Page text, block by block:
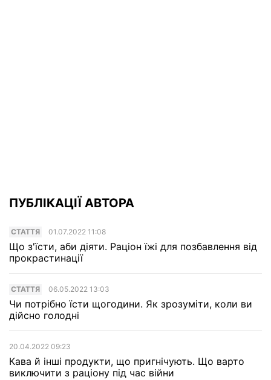
ПУБЛІКАЦІЇ АВТОРА
СТАТТЯ 01.07.2022 11:08
Що з'їсти, аби діяти. Раціон їжі для позбавлення від
прокрастинації
СТАТТЯ 06.05.2022 13:03
Чи потрібно їсти щогодини. Як зрозуміти, коли ви
дійсно голодні
20.04.2022 09:23
Кава й інші продукти, що пригнічують. Що варто
виключити з раціону під час війни